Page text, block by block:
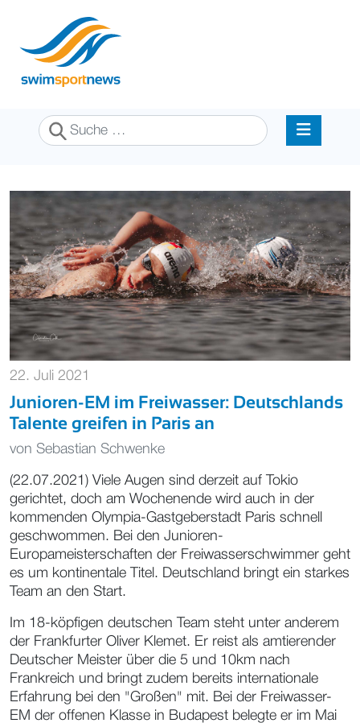
Suchen
22. Juli 2021
Junioren-EM im Freiwasser: Deutschlands
Talente greifen in Paris an
von Sebastian Schwenke
(22.07.2021) Viele Augen sind derzeit auf Tokio
gerichtet, doch am Wochenende wird auch in der
kommenden Olympia-Gastgeberstadt Paris schnell
geschwommen. Bei den Junioren-
Europameisterschaften der Freiwasserschwimmer geht
es um kontinentale Titel. Deutschland bringt ein starkes
Team an den Start.
Im 18-köpfigen deutschen Team steht unter anderem
der Frankfurter Oliver Klemet. Er reist als amtierender
Deutscher Meister über die 5 und 10km nach
Frankreich und bringt zudem bereits internationale
Erfahrung bei den "Großen" mit. Bei der Freiwasser-
EM der offenen Klasse in Budapest belegte er im Mai